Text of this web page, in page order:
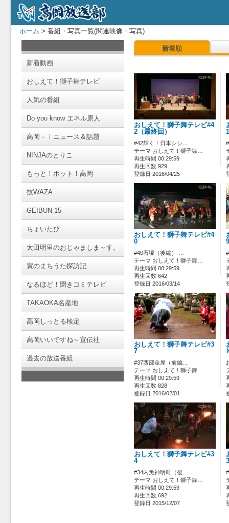
ホーム > 番組・写真一覧(関連映像・写真)
新着動画
おしえて！獅子舞テレビ
人気の番組
Do you know エネル原人
高岡－ｉニュース＆話題
NINJAのとりこ
もっと！ホット！高岡
技WAZA
GEIBUN 15
ちょいたび
太田明里のおじゃましま～す。
寅のまちうた探訪記
なるほど！聞きコミテレビ
TAKAOKA名産地
高岡しっとる検定
高岡いいですね～宣伝社
過去の放送番組
新着順
おしえて！獅子舞テレビ#4
2（最終回）
#42輝く！日本シシ…
テーマ おしえて！獅子舞…
再生時間 00:29:59
再生回数 929
登録日 2016/04/25
1
おしえて！獅子舞テレビ#4
0
#40石塚（後編） …
テーマ おしえて！獅子舞…
再生時間 00:29:59
再生回数 642
登録日 2016/03/14
9
おしえて！獅子舞テレビ#3
7
#37西部金屋（前編…
テーマ おしえて！獅子舞…
再生時間 00:29:59
再生回数 828
登録日 2016/02/01
おしえて！獅子舞テレビ#3
4
#34内免神明町（後…
テーマ おしえて！獅子舞…
再生時間 00:29:59
再生回数 692
登録日 2015/12/07
3